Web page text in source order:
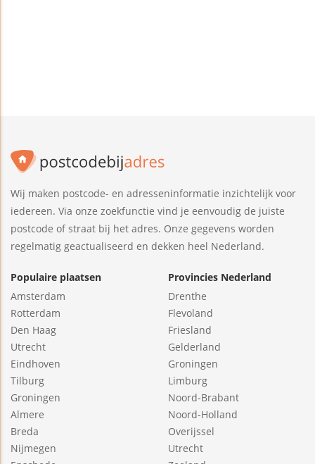
Wij maken postcode- en adresseninformatie inzichtelijk voor
iedereen. Via onze zoekfunctie vind je eenvoudig de juiste
postcode of straat bij het adres. Onze gegevens worden
regelmatig geactualiseerd en dekken heel Nederland.
Populaire plaatsen
Amsterdam
Rotterdam
Den Haag
Utrecht
Eindhoven
Tilburg
Groningen
Almere
Breda
Nijmegen
Provincies Nederland
Drenthe
Flevoland
Friesland
Gelderland
Groningen
Limburg
Noord-Brabant
Noord-Holland
Overijssel
Utrecht